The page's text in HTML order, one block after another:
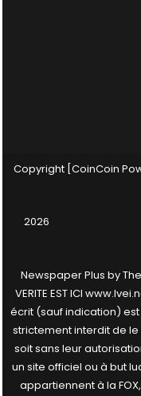
Copyright [CoinCoin
2026
Newspaper Plus by
VERITE EST ICI
écrit (sauf indication) est
strictement interdit de
soit sans leur
un site officiel ou à but
appartiennent à la